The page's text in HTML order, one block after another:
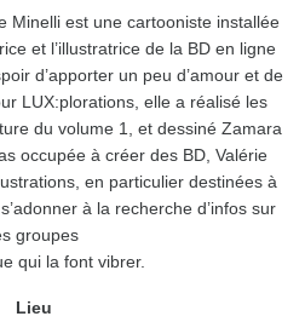
Minelli est une cartooniste installée
et l’illustratrice de la BD en ligne
d’apporter un peu d’amour et de
LUX:plorations, elle a réalisé les
du volume 1, et dessiné Zamara
occupée à créer des BD, Valérie
en particulier destinées à
à la recherche d’infos sur
groupes
qui la font vibrer.
Lieu